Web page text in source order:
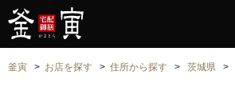
釜寅 お店を探す 住所から探す 茨城県